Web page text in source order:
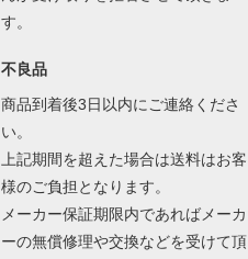
す。
不良品
商品到着後3日以内にご連絡くださ
い。
上記期間を超えた場合は送料はお客
様のご負担となります。
メーカー保証期限内であればメーカ
ーの無償修理や交換などを受けて頂